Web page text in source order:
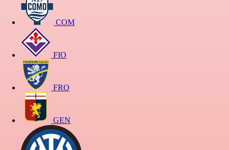
COM
FIO
FRO
GEN